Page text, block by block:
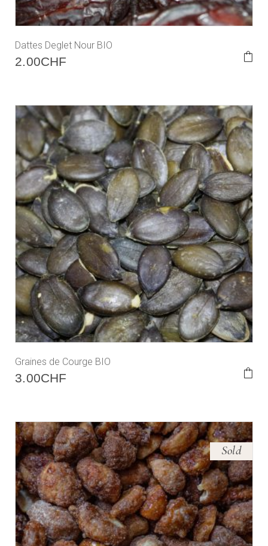
Dattes Deglet Nour BIO
2.00CHF
Graines de Courge BIO
3.00CHF
Sold